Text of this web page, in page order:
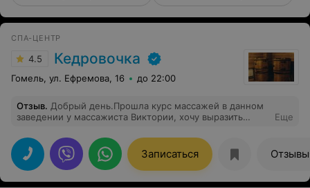
СПА-ЦЕНТР
4.5 Кедровочка
Гомель, ул. Ефремова, 16 до 22:00
Отзыв. Добрый день.Прошла курс массажей в данном
заведении у массажиста Виктории, хочу выразить
буду всем знакомым рекомендовать ваш салон!Ещё раз
огромное спасибо!
Еще
Записаться Отзывы